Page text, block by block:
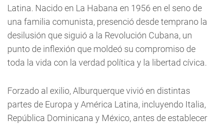
Latina. Nacido en La Habana en 1956 en el seno de
una familia comunista, presenció desde temprano la
desilusión que siguió a la Revolución Cubana, un
punto de inflexión que moldeó su compromiso de
toda la vida con la verdad política y la libertad cívica.
Forzado al exilio, Alburquerque vivió en distintas
partes de Europa y América Latina, incluyendo Italia,
República Dominicana y México, antes de establecer